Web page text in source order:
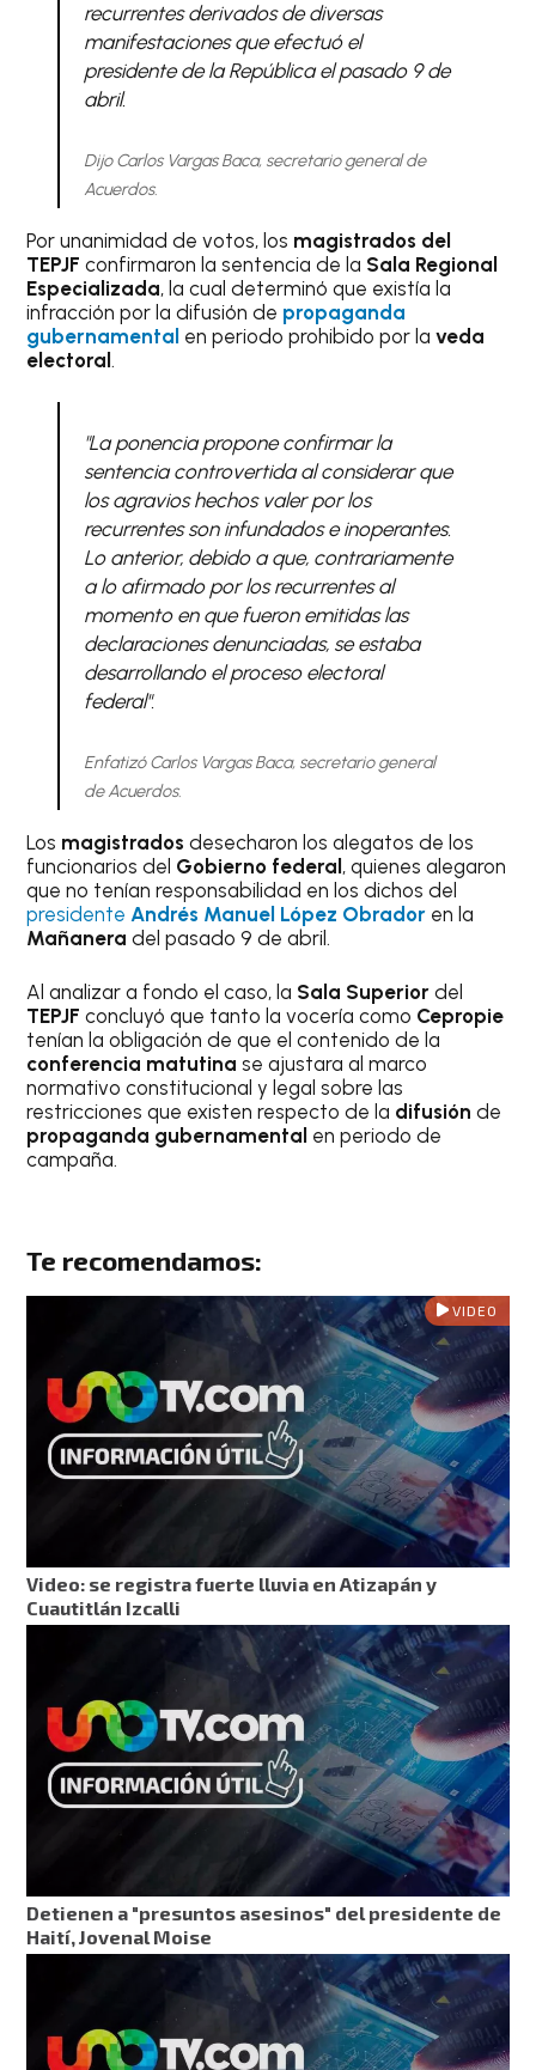
recurrentes derivados de diversas
manifestaciones que efectuó el
presidente de la República el pasado 9 de
abril.
Dijo Carlos Vargas Baca, secretario general de
Acuerdos.
Por unanimidad de votos, los magistrados del
TEPJF confirmaron la sentencia de la Sala Regional
Especializada, la cual determinó que existía la
infracción por la difusión de propaganda
gubernamental en periodo prohibido por laveda
electoral.
"La ponencia propone confirmar la
sentencia controvertida al considerar que
los agravios hechos valer por los
recurrentes son infundados e inoperantes.
Lo anterior, debido a que, contrariamente
a lo afirmado por los recurrentes al
momento en que fueron emitidas las
declaraciones denunciadas, se estaba
desarrollando el proceso electoral
federal".
Enfatizó Carlos Vargas Baca, secretario general
de Acuerdos.
Los magistradosdesecharon los alegatos de los
funcionarios del Gobierno federal, quienes alegaron
que no tenían responsabilidad en los dichos del
presidente Andrés Manuel López Obrador en la
Mañanera del pasado 9 de abril.
Al analizar a fondo el caso, la Sala Superiordel
TEPJF concluyó que tanto la vocería como Cepropie
tenían la obligación de que el contenido de la
conferencia matutinase ajustara al marco
normativo constitucional y legal sobre las
restricciones que existen respecto de la difusiónde
propaganda gubernamental en periodo de
campaña.
Te recomendamos:
VIDEO
Video: se registra fuerte lluvia en Atizapán y
Cuautitlán Izcalli
Detienen a "presuntos asesinos" del presidente de
Haití, Jovenal Moise